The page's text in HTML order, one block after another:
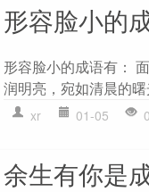
形容脸小的
形容脸小的成语有：
润明亮，宛如清晨的
xr 01-05 0
余生有你是